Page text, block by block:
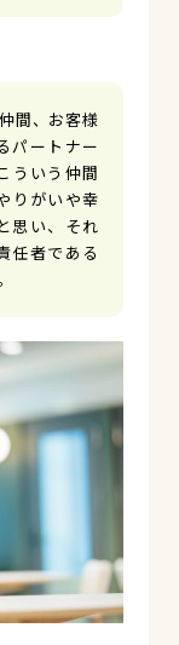
間、お客様
パートナー
ういう仲間
りがいや幸
思い、それ
任者である